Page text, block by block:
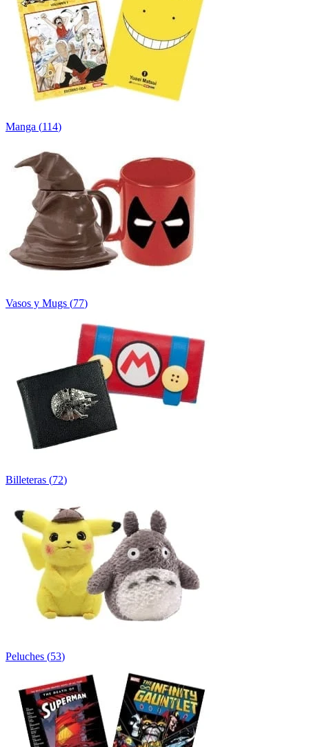
Manga (114)
Vasos y Mugs (77)
Billeteras (72)
Peluches (53)